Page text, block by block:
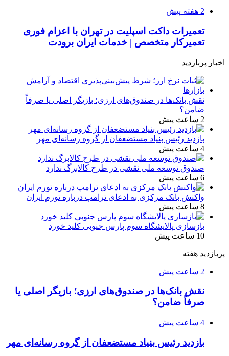
2 هفته پیش
تعمیرات داکت اسپلیت در تهران با اعزام فوری
تعمیرکار متخصص | خدمات ایران برودت
اخبار پربازدید
نقش بانک‌ها در صندوق‌های ارزی؛ بازیگر اصلی یا صرفاً
ضامن؟
2 ساعت پیش
بازدید رئیس بنیاد مستضعفان از گروه رسانه‌ای مهر
4 ساعت پیش
صندوق توسعه ملی نقشی در طرح کالابرگ ندارد
6 ساعت پیش
واکنش بانک مرکزی به ادعای ترامپ درباره تورم ایران
8 ساعت پیش
بازسازی پالایشگاه سوم پارس جنوبی کلید خورد
10 ساعت پیش
پربازدید هفته
2 ساعت پیش
نقش بانک‌ها در صندوق‌های ارزی؛ بازیگر اصلی یا
صرفاً ضامن؟
4 ساعت پیش
بازدید رئیس بنیاد مستضعفان از گروه رسانه‌ای مهر